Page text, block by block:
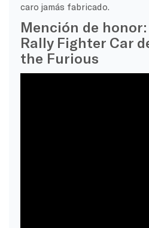
caro jamás fabricado.
Mención de
Rally Fighter Car
the Furious